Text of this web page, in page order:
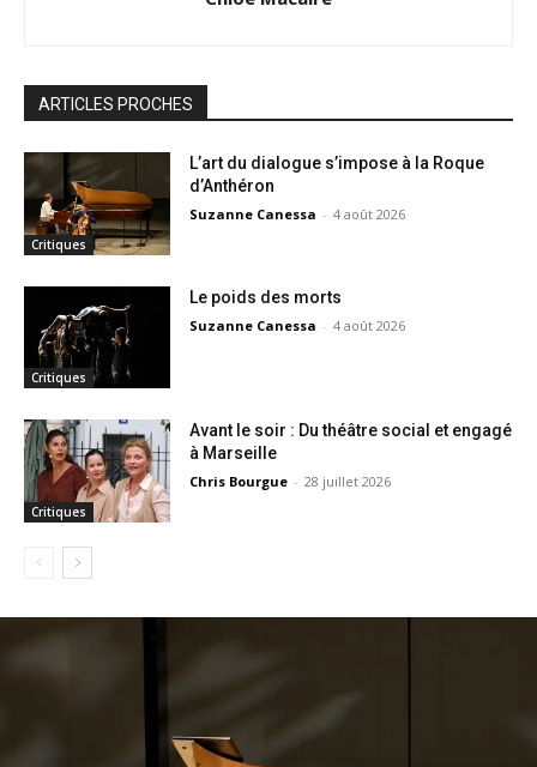
ARTICLES PROCHES
Critiques
L’art du dialogue s’impose à la Roque
d’Anthéron
Suzanne Canessa - 4 août 2026
Critiques
Le poids des morts
Suzanne Canessa - 4 août 2026
Critiques
Avant le soir : Du théâtre social et engagé
à Marseille
Chris Bourgue - 28 juillet 2026